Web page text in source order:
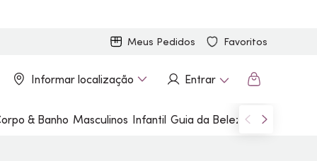
Meus Pedidos Favoritos
Informar localização Entrar
& Banho Masculinos Infantil Guia da Beleza Marcas